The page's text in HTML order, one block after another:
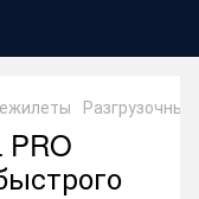
PRO